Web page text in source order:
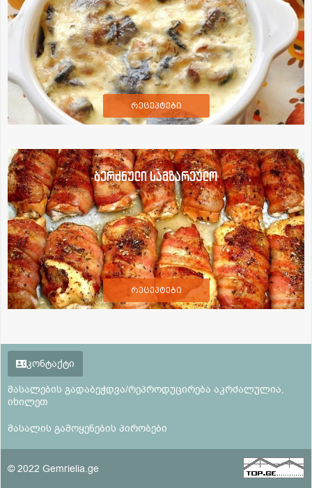
რეცეპტები
ბერძნული სამზარეულო
რეცეპტები
კონტაქტი
მასალების გადაბეჭდვა/რეპროდუცირება აკრძალულია,
იხილეთ
მასალის გამოყენების პირობები
© 2022 Gemrielia.ge